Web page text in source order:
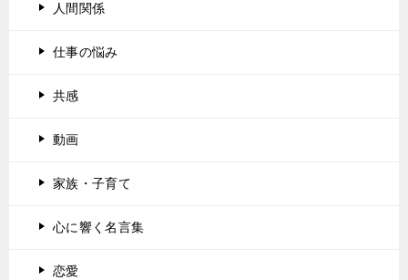
人間関係
仕事の悩み
共感
動画
家族・子育て
心に響く名言集
恋愛